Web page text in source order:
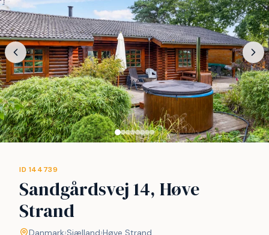
ID 144739
Sandgårdsvej 14, Høve
Strand
Danmark›Sjælland›Høve Strand